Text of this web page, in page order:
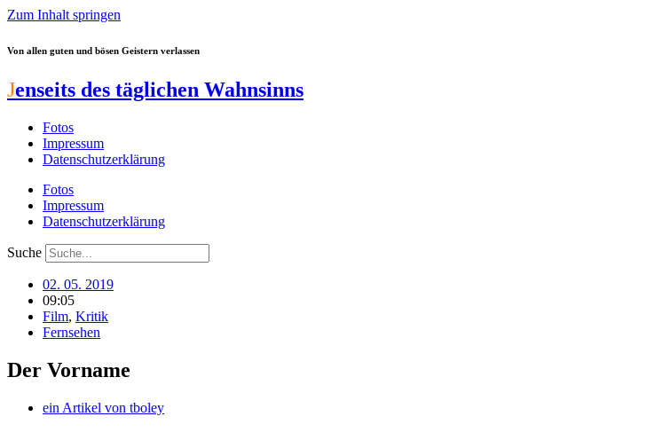
Zum Inhalt springen
Von allen guten und bösen Geistern verlassen
Jenseits des täglichen Wahnsinns
Fotos
Impressum
Datenschutzerklärung
Fotos
Impressum
Datenschutzerklärung
Suche
02. 05. 2019
09:05
Film, Kritik
Fernsehen
Der Vorname
ein Artikel von tboley